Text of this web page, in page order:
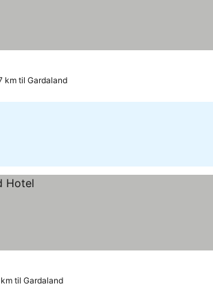
km til Gardaland
km til Gardaland